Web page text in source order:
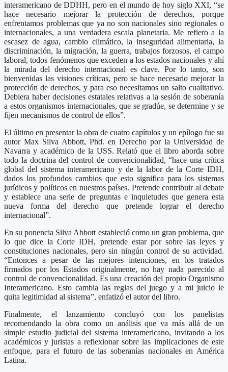
interamericano de DDHH, pero en el mundo de hoy siglo XXI, “se
hace necesario mejorar la protección de derechos, porque
enfrentamos problemas que ya no son nacionales sino regionales o
internacionales, a una verdadera escala planetaria. Me refiero a la
escasez de agua, cambio climático, la inseguridad alimentaria, la
discriminación, la migración, la guerra, trabajos forzosos, el campo
laboral, todos fenómenos que exceden a los estados nacionales y ahí
la mirada del derecho internacional es clave. Por lo tanto, son
bienvenidas las visiones críticas, pero se hace necesario mejorar la
protección de derechos, y para eso necesitamos un salto cualitativo.
Debiera haber decisiones estatales relativas a la sesión de soberanía
a estos organismos internacionales, que se gradúe, se determine y se
fijen mecanismos de control de ellos”.
El último en presentar la obra de cuatro capítulos y un epílogo fue su
autor Max Silva Abbott, Phd. en Derecho por la Universidad de
Navarra y académico de la USS. Relató que el libro aborda sobre
todo la doctrina del control de convencionalidad, “hace una crítica
global del sistema interamericano y de la labor de la Corte IDH,
dados los profundos cambios que esto significa para los sistemas
jurídicos y políticos en nuestros países. Pretende contribuir al debate
y establece una serie de preguntas e inquietudes que genera esta
nueva forma del derecho que pretende lograr el derecho
internacional”.
En su ponencia Silva Abbott estableció como un gran problema, que
lo que dice la Corte IDH, pretende estar por sobre las leyes y
constituciones nacionales, pero sin ningún control de su actividad.
“Entonces a pesar de las mejores intenciones, en los tratados
firmados por los Estados originalmente, no hay nada parecido al
control de convencionalidad. Es una creación del propio Organismo
Interamericano. Esto cambia las reglas del juego y a mi juicio le
quita legitimidad al sistema”, enfatizó el autor del libro.
Finalmente, el lanzamiento concluyó con los panelistas
recomendando la obra como un análisis que va más allá de un
simple estudio judicial del sistema interamericano, invitando a los
académicos y juristas a reflexionar sobre las implicaciones de este
enfoque, para el futuro de las soberanías nacionales en América
Latina.